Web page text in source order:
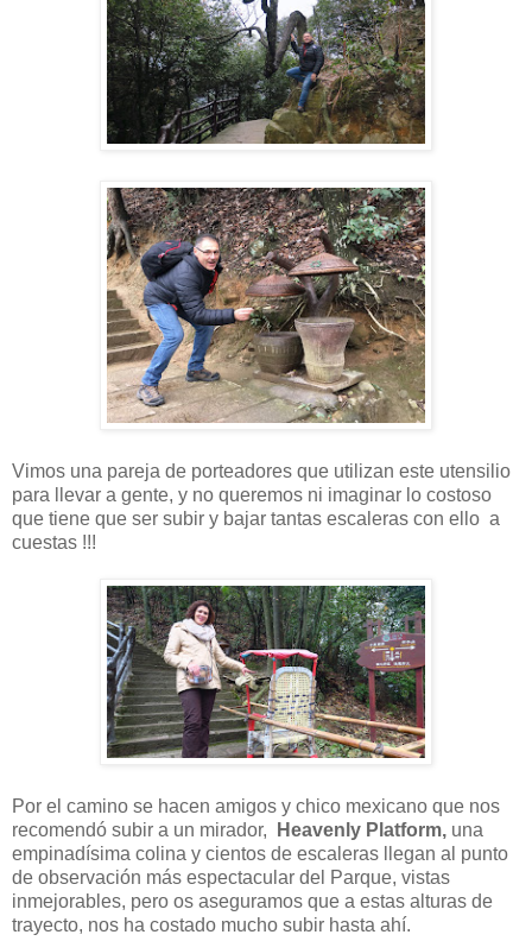
Vimos una pareja de porteadores que utilizan este utensilio
para llevar a gente, y no queremos ni imaginar lo costoso
que tiene que ser subir y bajar tantas escaleras con ello a
cuestas !!!
Por el camino se hacen amigos y chico mexicano que nos
recomendó subir a un mirador,
Heavenly Platform, una
empinadísima colina y cientos de escaleras llegan al punto
de observación más espectacular del Parque, vistas
inmejorables, pero os aseguramos que a estas alturas de
trayecto, nos ha costado mucho subir hasta ahí.